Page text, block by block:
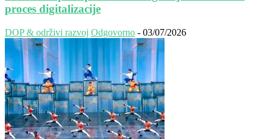
proces digitalizacije
DOP & održivi razvoj Odgovorno - 03/07/2026